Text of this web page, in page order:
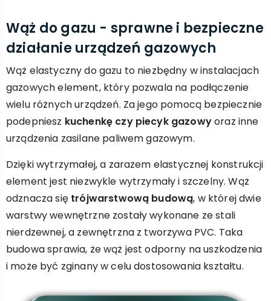
Wąż do gazu - sprawne i bezpieczne
działanie urządzeń gazowych
Wąż elastyczny do gazu to niezbędny w instalacjach
gazowych element, który pozwala na podłączenie
wielu różnych urządzeń. Za jego pomocą bezpiecznie
podepniesz kuchenkę czy piecyk gazowyoraz inne
urządzenia zasilane paliwem gazowym.
Dzięki wytrzymałej, a zarazem elastycznej konstrukcji
element jest niezwykle wytrzymały i szczelny. Wąż
odznacza się trójwarstwową budową, w której dwie
warstwy wewnętrzne zostały wykonane ze stali
nierdzewnej, a zewnętrzna z tworzywa PVC. Taka
budowa sprawia, że wąż jest odporny na uszkodzenia
i może być zginany w celu dostosowania kształtu.